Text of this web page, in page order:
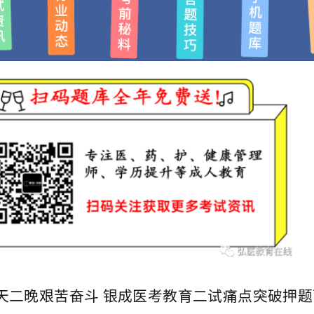
晚艰苦奋斗 银成医考教育二试痛点突破押